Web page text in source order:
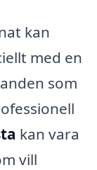
kan
med en
som
kan vara
vill